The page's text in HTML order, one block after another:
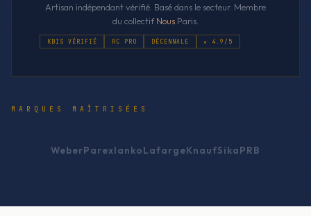
Artisan indépendant vérifié. Basé dans le secteur. Membre
du collectifNous .Paris.
KBIS VÉRIFIÉ RC PRO DÉCENNALE ★ 4.9/5
MARQUES MAÎTRISÉES
WeberParexlankoLafargeKnaufSikaPRB